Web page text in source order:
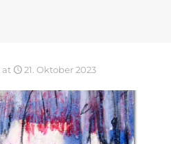
at 21. Oktober 2023